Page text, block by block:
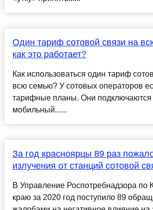
Один тариф сотовой связи на
как это работает?
Как использоваться один тариф
всю семью? У сотовых операторов
тарифные планы. Они подключаются
мобильный......
За год красноярцы 89 раз
излучения от станций сотовой
В Управление Роспотребнадзора по
краю за 2020 год поступило 89